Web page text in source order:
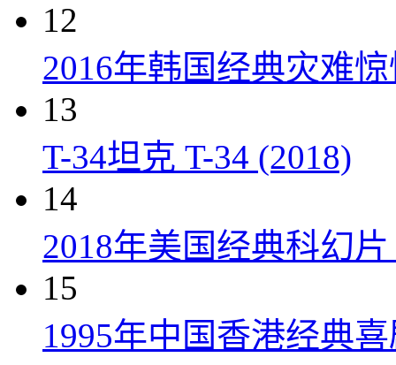
12
2016年韩国经典灾难
13
T-34坦克 T-34 (2018)
14
2018年美国经典科幻
15
1995年中国香港经典